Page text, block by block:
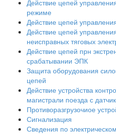
Действие цепей
режиме
Действие цепей
Действие цепей
неисправных тяговых
Действие цепей прн
срабатывании ЭПК
Защита оборудования
цепей
Действие устройства
магистрали поезда с
Противоразгрузочиое
Сигнализация
Сведения по